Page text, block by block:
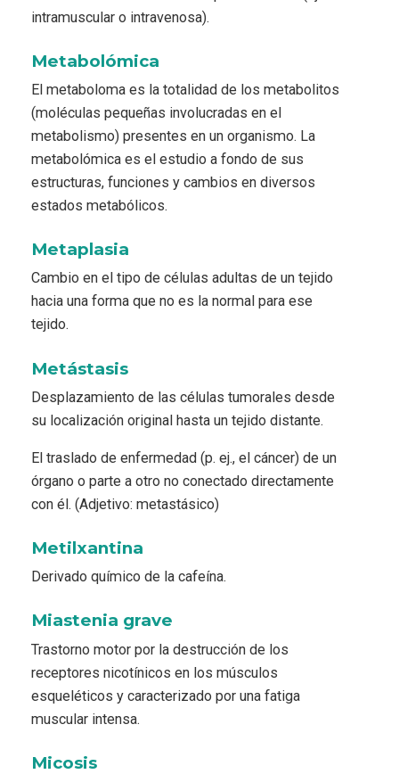
intramuscular o intravenosa).
Metabolómica
El metaboloma es la totalidad de los metabolitos
(moléculas pequeñas involucradas en el
metabolismo) presentes en un organismo. La
metabolómica es el estudio a fondo de sus
estructuras, funciones y cambios en diversos
estados metabólicos.
Metaplasia
Cambio en el tipo de células adultas de un tejido
hacia una forma que no es la normal para ese
tejido.
Metástasis
Desplazamiento de las células tumorales desde
su localización original hasta un tejido distante.
El traslado de enfermedad (p. ej., el cáncer) de un
órgano o parte a otro no conectado directamente
con él. (Adjetivo: metastásico)
Metilxantina
Derivado químico de la cafeína.
Miastenia grave
Trastorno motor por la destrucción de los
receptores nicotínicos en los músculos
esqueléticos y caracterizado por una fatiga
muscular intensa.
Micosis